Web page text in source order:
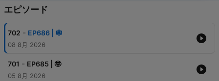
エピソード
702 - EP686 | 🕸️
08 8月 2026
701 - EP685 | 🤓
05 8月 2026